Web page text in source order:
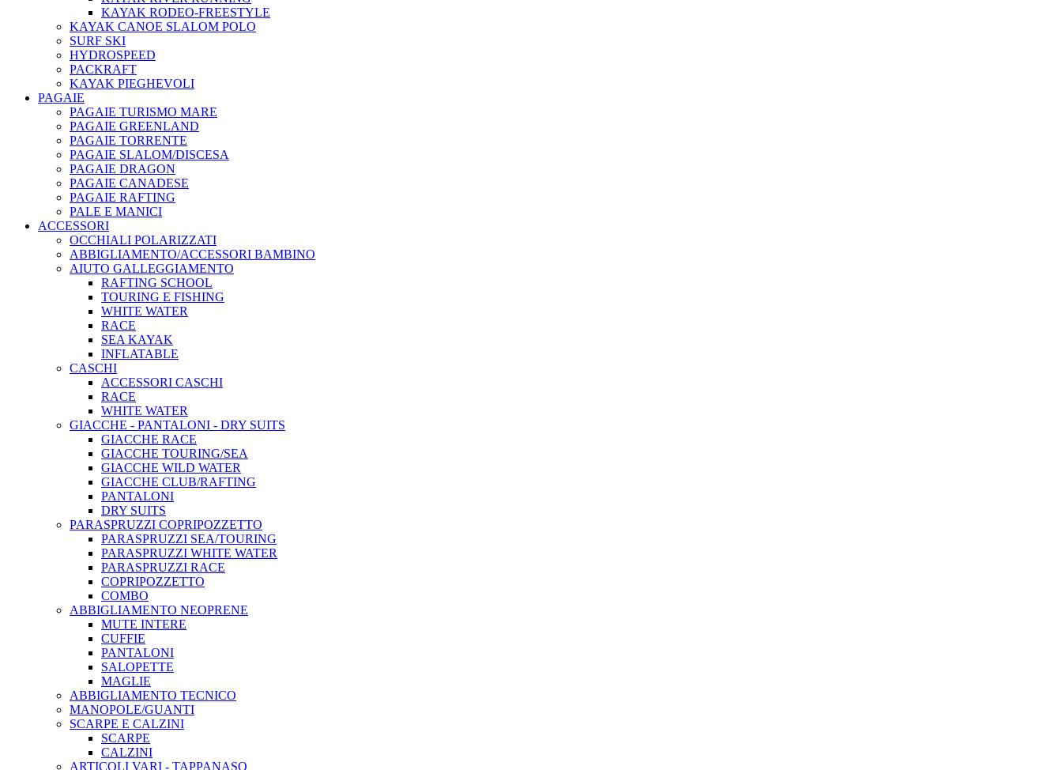
KAYAK RODEO-FREESTYLE
KAYAK CANOE SLALOM POLO
SURF SKI
HYDROSPEED
PACKRAFT
KAYAK PIEGHEVOLI
PAGAIE
PAGAIE TURISMO MARE
PAGAIE GREENLAND
PAGAIE TORRENTE
PAGAIE SLALOM/DISCESA
PAGAIE DRAGON
PAGAIE CANADESE
PAGAIE RAFTING
PALE E MANICI
ACCESSORI
OCCHIALI POLARIZZATI
ABBIGLIAMENTO/ACCESSORI BAMBINO
AIUTO GALLEGGIAMENTO
RAFTING SCHOOL
TOURING E FISHING
WHITE WATER
RACE
SEA KAYAK
INFLATABLE
CASCHI
ACCESSORI CASCHI
RACE
WHITE WATER
GIACCHE - PANTALONI - DRY SUITS
GIACCHE RACE
GIACCHE TOURING/SEA
GIACCHE WILD WATER
GIACCHE CLUB/RAFTING
PANTALONI
DRY SUITS
PARASPRUZZI COPRIPOZZETTO
PARASPRUZZI SEA/TOURING
PARASPRUZZI WHITE WATER
PARASPRUZZI RACE
COPRIPOZZETTO
COMBO
ABBIGLIAMENTO NEOPRENE
MUTE INTERE
CUFFIE
PANTALONI
SALOPETTE
MAGLIE
ABBIGLIAMENTO TECNICO
MANOPOLE/GUANTI
SCARPE E CALZINI
SCARPE
CALZINI
ARTICOLI VARI - TAPPANASO